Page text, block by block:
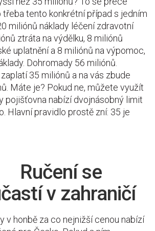
tento konkrétní případ s jedním
miliónů náklady léčení zdravotní
ztráta na výdělku, 8 miliónů
uplatnění a 8 miliónů na výpomoc,
Dohromady 56 miliónů.
35 miliónů a na vás zbude
Máte je? Pokud ne, můžete využít
pojišťovna nabízí dvojnásobný limit
Hlavní pravidlo prostě zní: 35 je
Ručení se
v zahraničí
v honbě za co nejnižší cenou nabízí